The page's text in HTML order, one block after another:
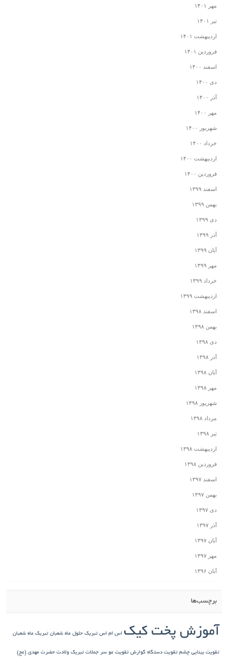
مهر ۱۴۰۱
تیر ۱۴۰۱
اردیبهشت ۱۴۰۱
فروردین ۱۴۰۱
اسفند ۱۴۰۰
دی ۱۴۰۰
آذر ۱۴۰۰
مهر ۱۴۰۰
شهریور ۱۴۰۰
خرداد ۱۴۰۰
اردیبهشت ۱۴۰۰
فروردین ۱۴۰۰
اسفند ۱۳۹۹
بهمن ۱۳۹۹
دی ۱۳۹۹
آذر ۱۳۹۹
آبان ۱۳۹۹
مهر ۱۳۹۹
خرداد ۱۳۹۹
اردیبهشت ۱۳۹۹
اسفند ۱۳۹۸
بهمن ۱۳۹۸
دی ۱۳۹۸
آذر ۱۳۹۸
آبان ۱۳۹۸
مهر ۱۳۹۸
شهریور ۱۳۹۸
مرداد ۱۳۹۸
تیر ۱۳۹۸
اردیبهشت ۱۳۹۸
فروردین ۱۳۹۸
اسفند ۱۳۹۷
بهمن ۱۳۹۷
دی ۱۳۹۷
آذر ۱۳۹۷
آبان ۱۳۹۷
مهر ۱۳۹۷
آبان ۱۳۹۶
برچسب‌ها
آموزش پخت کیک اس ام اس تبریک حلول ماه شعبان تبریک ماه شعبان
تقویت بینایی چشم تقویت دستگاه گوارش تقویت مو سر جملات تبریک ولادت حضرت مهدی (عج)